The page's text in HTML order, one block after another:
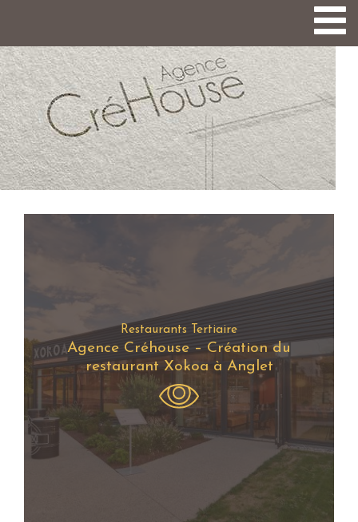
Restaurants Tertiaire
Agence Créhouse – Création du
restaurant Xokoa à Anglet